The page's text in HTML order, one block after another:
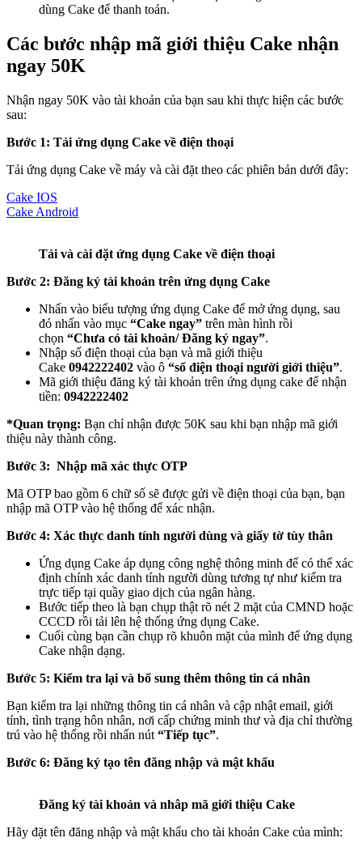
dùng Cake để thanh toán.
Các bước nhập mã giới thiệu Cake nhận
ngay 50K
Nhận ngay 50K vào tài khoản của bạn sau khi thực hiện các bước
sau:
Bước 1: Tải ứng dụng Cake về điện thoại
Tải ứng dụng Cake về máy và cài đặt theo các phiên bản dưới đây:
Cake IOS
Cake Android
Tải và cài đặt ứng dụng Cake về điện thoại
Bước 2: Đăng ký tài khoản trên ứng dụng Cake
Nhấn vào biểu tượng ứng dụng Cake để mở ứng dụng, sau
đó nhấn vào mục “Cake ngay” trên màn hình rồi
chọn “Chưa có tài khoản/ Đăng ký ngay”.
Nhập số điện thoại của bạn và mã giới thiệu
Cake 0942222402 vào ô “số điện thoại người giới thiệu”.
Mã giới thiệu đăng ký tài khoản trên ứng dụng cake để nhận
tiền: 0942222402
*Quan trọng: Bạn chỉ nhận được 50K sau khi bạn nhập mã giới
thiệu này thành công.
Bước 3: Nhập mã xác thực OTP
Mã OTP bao gồm 6 chữ số sẽ được gửi về điện thoại của bạn, bạn
nhập mã OTP vào hệ thống để xác nhận.
Bước 4: Xác thực danh tính người dùng và giấy tờ tùy thân
Ứng dụng Cake áp dụng công nghệ thông minh để có thể xác
định chính xác danh tính người dùng tương tự như kiểm tra
trực tiếp tại quầy giao dịch của ngân hàng.
Bước tiếp theo là bạn chụp thật rõ nét 2 mặt của CMND hoặc
CCCD rồi tải lên hệ thống ứng dụng Cake.
Cuối cùng bạn cần chụp rõ khuôn mặt của mình để ứng dụng
Cake nhận dạng.
Bước 5: Kiểm tra lại và bổ sung thêm thông tin cá nhân
Bạn kiểm tra lại những thông tin cá nhân và cập nhật email, giới
tính, tình trạng hôn nhân, nơi cấp chứng minh thư và địa chỉ thường
trú vào hệ thống rồi nhấn nút “Tiếp tục”.
Bước 6: Đăng ký tạo tên đăng nhập và mật khẩu
Đăng ký tài khoản và nhâp mã giới thiệu Cake
Hãy đặt tên đăng nhập và mật khẩu cho tài khoản Cake của mình: